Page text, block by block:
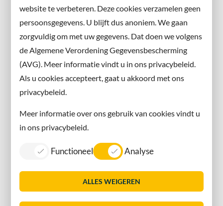
website te verbeteren. Deze cookies verzamelen geen
persoonsgegevens. U blijft dus anoniem. We gaan
zorgvuldig om met uw gegevens. Dat doen we volgens
de Algemene Verordening Gegevensbescherming
(AVG). Meer informatie vindt u in ons privacybeleid.
Als u cookies accepteert, gaat u akkoord met ons
privacybeleid.
Meer informatie over ons gebruik van cookies vindt u
in ons privacybeleid.
Functioneel Analyse
ALLES WEIGEREN
Facebook
X
Instagram
Contact met de gemeente
Contact
Information in English
Sitemap
Toegankelijkheid